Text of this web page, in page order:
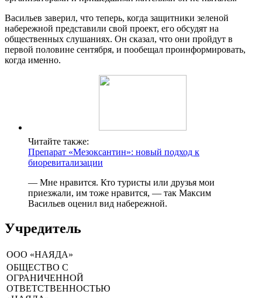
Васильев заверил, что теперь, когда защитники зеленой
набережной представили свой проект, его обсудят на
общественных слушаниях. Он сказал, что они пройдут в
первой половине сентября, и пообещал проинформировать,
когда именно.
Читайте также:
Препарат «Мезоксантин»: новый подход к
биоревитализации
— Мне нравится. Кто туристы или друзья мои
приезжали, им тоже нравится, — так Максим
Васильев оценил вид набережной.
Учредитель
ООО «НАЯДА»
ОБЩЕСТВО С
ОГРАНИЧЕННОЙ
ОТВЕТСТВЕННОСТЬЮ